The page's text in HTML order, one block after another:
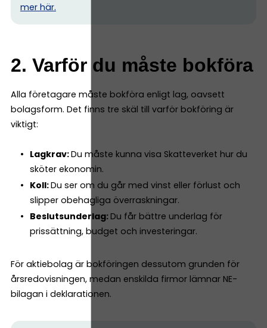
mer här.
2. Varför du måste bokföra
Alla företagare måste bokföra enligt lag, oavsett
bolagsform. Det finns tre skäl till varför bokföring är
viktigt:
Lagkrav:Du måste kunna visa Skatteverket hur du
sköter ekonomin.
Koll:Du ser om du går med vinst eller förlust och
slipper obehagliga överraskningar.
Beslutsunderlag: Du får bättre underlag för
prissättning, budget och investeringar.
För aktiebolag är bokföringen dessutom grunden för
årsredovisningen, medan enskilda firmor lämnar NE-
bilagan i deklarationen.